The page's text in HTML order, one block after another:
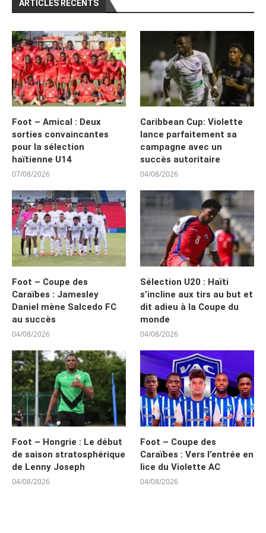
ARTICLES RÉCENTS
Foot – Amical : Deux
sorties convaincantes
pour la sélection
haïtienne U14
07/08/2026
Caribbean Cup: Violette
lance parfaitement sa
campagne avec un
succès autoritaire
04/08/2026
Foot – Coupe des
Caraïbes : Jamesley
Daniel mène Salcedo FC
au succès
04/08/2026
Sélection U20 : Haïti
s’incline aux tirs au but et
dit adieu à la Coupe du
monde
04/08/2026
Foot – Hongrie : Le début
de saison stratosphérique
de Lenny Joseph
04/08/2026
Foot – Coupe des
Caraïbes : Vers l’entrée en
lice du Violette AC
04/08/2026